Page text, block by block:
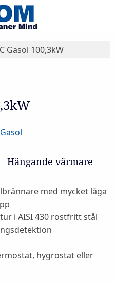
Gasol 100,3kW
Gasol
Hängande värmare
med mycket låga
i AISI 430 rostfritt stål
hygrostat eller